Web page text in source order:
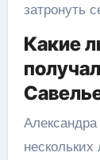
затронуть
Какие